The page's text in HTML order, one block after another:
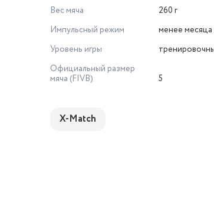
Вес мяча
260 г
Импульсный режим
менее месяца
Уровень игры
Официальный размер
мяча (FIVB)
5
X-Match